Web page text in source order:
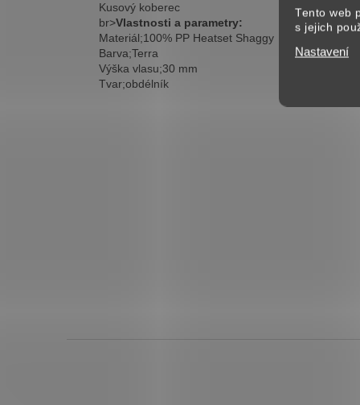
Tento web
s jejich
Nastavení
Kusový koberec
br>Vlastnosti a parametry:
Materiál;100% PP Heatset Shaggy
Barva;Terra
Výška vlasu;30 mm
Tvar;obdélník